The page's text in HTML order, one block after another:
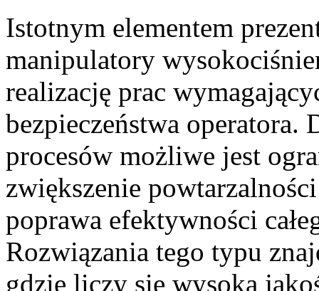
Istotnym elementem
manipulatory
realizację prac
bezpieczeństwa
procesów możliwe jest
zwiększenie
poprawa efektywności
Rozwiązania tego typu
gdzie liczy się wysoka